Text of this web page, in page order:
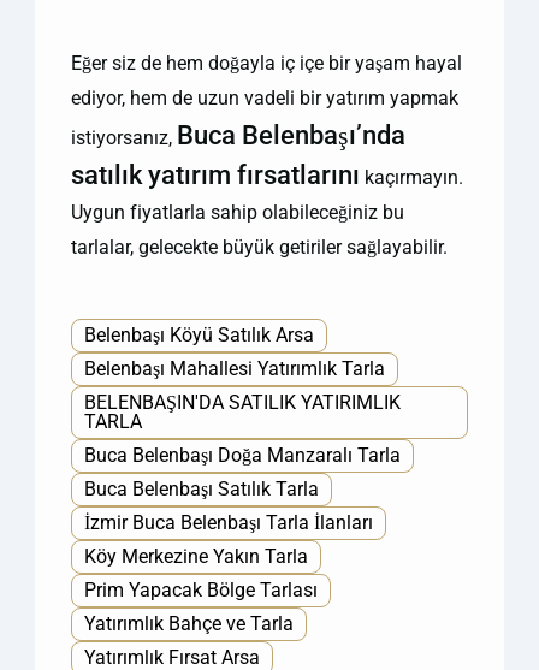
Eğer siz de hem doğayla iç içe bir yaşam hayal
ediyor, hem de uzun vadeli bir yatırım yapmak
istiyorsanız, Buca Belenbaşı’nda
satılık yatırım fırsatlarını kaçırmayın.
Uygun fiyatlarla sahip olabileceğiniz bu
tarlalar, gelecekte büyük getiriler sağlayabilir.
Belenbaşı Köyü Satılık Arsa
Belenbaşı Mahallesi Yatırımlık Tarla
BELENBAŞIN'DA SATILIK YATIRIMLIK
TARLA
Buca Belenbaşı Doğa Manzaralı Tarla
Buca Belenbaşı Satılık Tarla
İzmir Buca Belenbaşı Tarla İlanları
Köy Merkezine Yakın Tarla
Prim Yapacak Bölge Tarlası
Yatırımlık Bahçe ve Tarla
Yatırımlık Fırsat Arsa